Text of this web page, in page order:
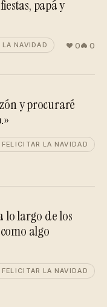
papá y
LA NAVIDAD 0 0
y procuraré
FELICITAR LA NAVIDAD
lo largo de los
algo
FELICITAR LA NAVIDAD